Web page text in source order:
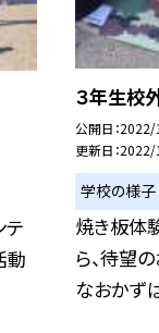
テ
動
３年生校外
公開日
更新日
学校の様子
焼き板体
ら、待望
なおかず